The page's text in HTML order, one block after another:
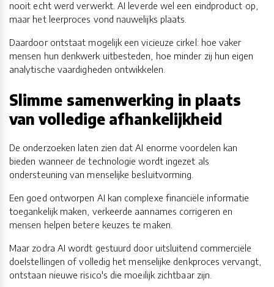
nooit echt werd verwerkt. AI leverde wel een eindproduct op,
maar het leerproces vond nauwelijks plaats.
Daardoor ontstaat mogelijk een vicieuze cirkel: hoe vaker
mensen hun denkwerk uitbesteden, hoe minder zij hun eigen
analytische vaardigheden ontwikkelen.
Slimme samenwerking in plaats
van volledige afhankelijkheid
De onderzoeken laten zien dat AI enorme voordelen kan
bieden wanneer de technologie wordt ingezet als
ondersteuning van menselijke besluitvorming.
Een goed ontworpen AI kan complexe financiële informatie
toegankelijk maken, verkeerde aannames corrigeren en
mensen helpen betere keuzes te maken.
Maar zodra AI wordt gestuurd door uitsluitend commerciële
doelstellingen of volledig het menselijke denkproces vervangt,
ontstaan nieuwe risico's die moeilijk zichtbaar zijn.